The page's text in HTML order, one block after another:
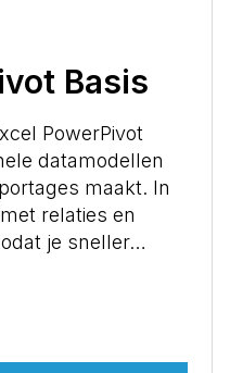
Basis
PowerPivot
datamodellen
maakt. In
relaties en
je sneller…